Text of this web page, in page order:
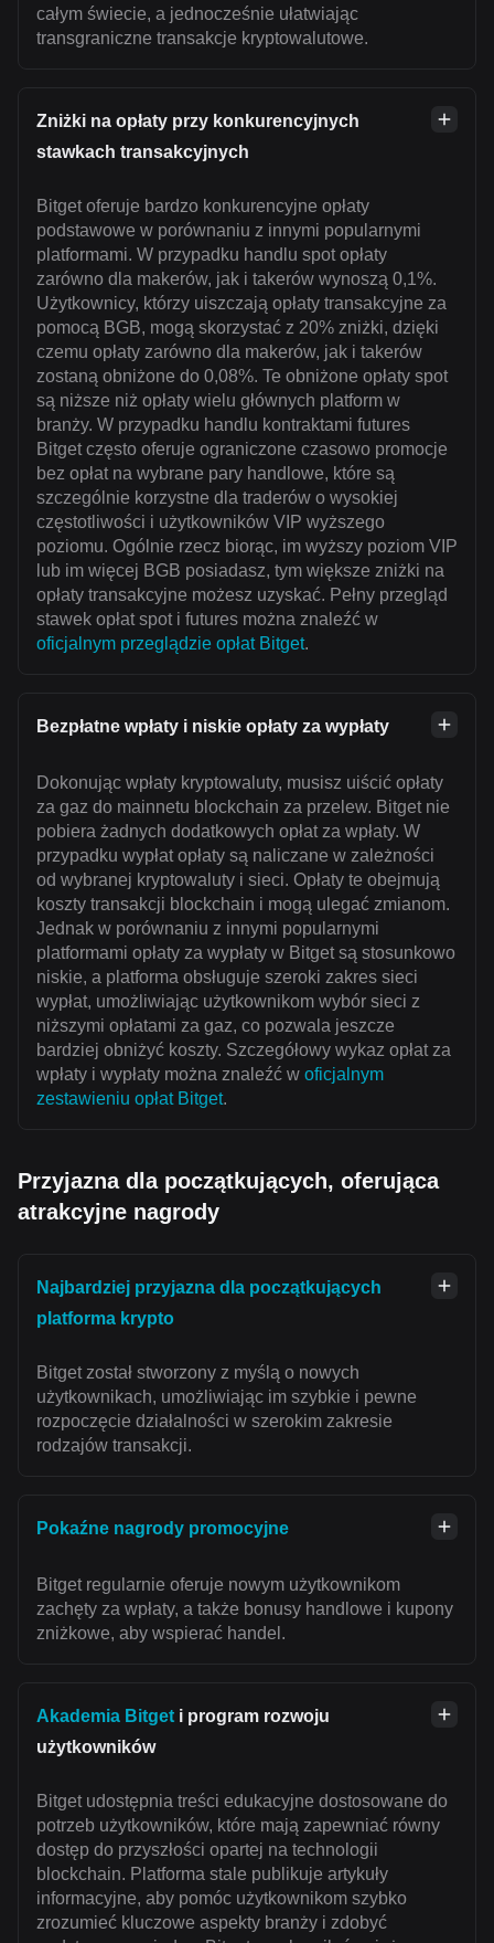
całym świecie, a jednocześnie ułatwiając
transgraniczne transakcje kryptowalutowe.
Zniżki na opłaty przy konkurencyjnych
stawkach transakcyjnych
Bitget oferuje bardzo konkurencyjne opłaty
podstawowe w porównaniu z innymi popularnymi
platformami. W przypadku handlu spot opłaty
zarówno dla makerów, jak i takerów wynoszą 0,1%.
Użytkownicy, którzy uiszczają opłaty transakcyjne za
pomocą BGB, mogą skorzystać z 20% zniżki, dzięki
czemu opłaty zarówno dla makerów, jak i takerów
zostaną obniżone do 0,08%. Te obniżone opłaty spot
są niższe niż opłaty wielu głównych platform w
branży. W przypadku handlu kontraktami futures
Bitget często oferuje ograniczone czasowo promocje
bez opłat na wybrane pary handlowe, które są
szczególnie korzystne dla traderów o wysokiej
częstotliwości i użytkowników VIP wyższego
poziomu. Ogólnie rzecz biorąc, im wyższy poziom VIP
lub im więcej BGB posiadasz, tym większe zniżki na
opłaty transakcyjne możesz uzyskać. Pełny przegląd
stawek opłat spot i futures można znaleźć w
oficjalnym przeglądzie opłat Bitget.
Bezpłatne wpłaty i niskie opłaty za wypłaty
Dokonując wpłaty kryptowaluty, musisz uiścić opłaty
za gaz do mainnetu blockchain za przelew. Bitget nie
pobiera żadnych dodatkowych opłat za wpłaty. W
przypadku wypłat opłaty są naliczane w zależności
od wybranej kryptowaluty i sieci. Opłaty te obejmują
koszty transakcji blockchain i mogą ulegać zmianom.
Jednak w porównaniu z innymi popularnymi
platformami opłaty za wypłaty w Bitget są stosunkowo
niskie, a platforma obsługuje szeroki zakres sieci
wypłat, umożliwiając użytkownikom wybór sieci z
niższymi opłatami za gaz, co pozwala jeszcze
bardziej obniżyć koszty. Szczegółowy wykaz opłat za
wpłaty i wypłaty można znaleźć w oficjalnym
zestawieniu opłat Bitget.
Przyjazna dla początkujących, oferująca
atrakcyjne nagrody
Najbardziej przyjazna dla początkujących
platforma krypto
Bitget został stworzony z myślą o nowych
użytkownikach, umożliwiając im szybkie i pewne
rozpoczęcie działalności w szerokim zakresie
rodzajów transakcji.
Pokaźne nagrody promocyjne
Bitget regularnie oferuje nowym użytkownikom
zachęty za wpłaty, a także bonusy handlowe i kupony
zniżkowe, aby wspierać handel.
Akademia Bitget i program rozwoju
użytkowników
Bitget udostępnia treści edukacyjne dostosowane do
potrzeb użytkowników, które mają zapewniać równy
dostęp do przyszłości opartej na technologii
blockchain. Platforma stale publikuje artykuły
informacyjne, aby pomóc użytkownikom szybko
zrozumieć kluczowe aspekty branży i zdobyć